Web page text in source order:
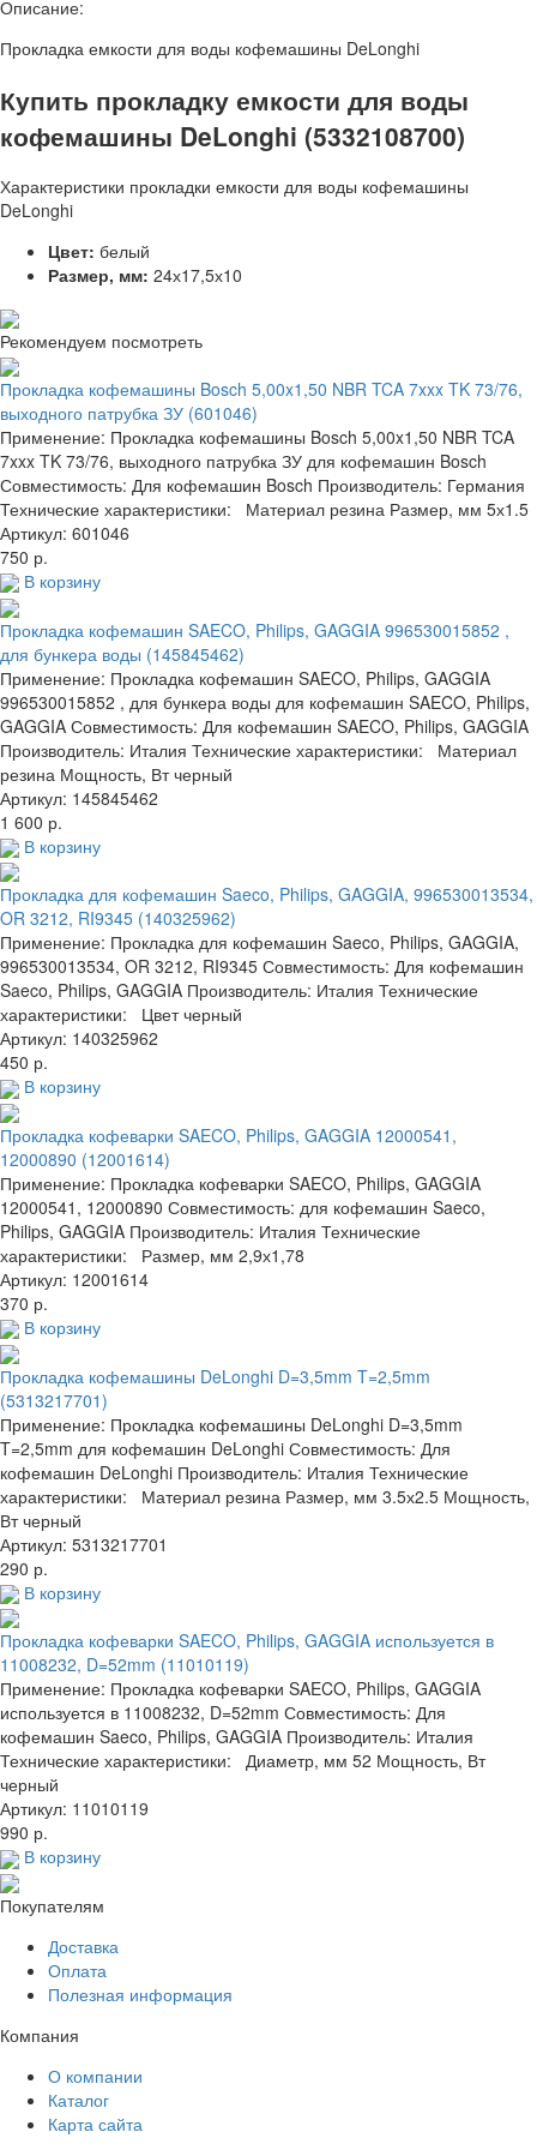
Описание:
Прокладка емкости для воды кофемашины DeLonghi
Купить прокладку емкости для воды
кофемашины DeLonghi (5332108700)
Характеристики прокладки емкости для воды кофемашины
DeLonghi
Цвет: белый
Размер, мм: 24х17,5х10
Рекомендуем посмотреть
Прокладка кофемашины Bosch 5,00x1,50 NBR TCA 7xxx TK 73/76,
выходного патрубка ЗУ (601046)
Применение: Прокладка кофемашины Bosch 5,00x1,50 NBR TCA
7xxx TK 73/76, выходного патрубка ЗУ для кофемашин Bosch
Совместимость: Для кофемашин Bosch Производитель: Германия
Технические характеристики: Материал резина Размер, мм 5х1.5
Артикул: 601046
750 р.
В корзину
Прокладка кофемашин SAECO, Philips, GAGGIA 996530015852 ,
для бункера воды (145845462)
Применение: Прокладка кофемашин SAECO, Philips, GAGGIA
996530015852 , для бункера воды для кофемашин SAECO, Philips,
GAGGIA Совместимость: Для кофемашин SAECO, Philips, GAGGIA
Производитель: Италия Технические характеристики: Материал
резина Мощность, Вт черный
Артикул: 145845462
1 600 р.
В корзину
Прокладка для кофемашин Saeco, Philips, GAGGIA, 996530013534,
OR 3212, RI9345 (140325962)
Применение: Прокладка для кофемашин Saeco, Philips, GAGGIA,
996530013534, OR 3212, RI9345 Совместимость: Для кофемашин
Saeco, Philips, GAGGIA Производитель: Италия Технические
характеристики: Цвет черный
Артикул: 140325962
450 р.
В корзину
Прокладка кофеварки SAECO, Philips, GAGGIA 12000541,
12000890 (12001614)
Применение: Прокладка кофеварки SAECO, Philips, GAGGIA
12000541, 12000890 Совместимость: для кофемашин Saeco,
Philips, GAGGIA Производитель: Италия Технические
характеристики: Размер, мм 2,9х1,78
Артикул: 12001614
370 р.
В корзину
Прокладка кофемашины DeLonghi D=3,5mm T=2,5mm
(5313217701)
Применение: Прокладка кофемашины DeLonghi D=3,5mm
T=2,5mm для кофемашин DeLonghi Совместимость: Для
кофемашин DeLonghi Производитель: Италия Технические
характеристики: Материал резина Размер, мм 3.5х2.5 Мощность,
Вт черный
Артикул: 5313217701
290 р.
В корзину
Прокладка кофеварки SAECO, Philips, GAGGIA используется в
11008232, D=52mm (11010119)
Применение: Прокладка кофеварки SAECO, Philips, GAGGIA
используется в 11008232, D=52mm Совместимость: Для
кофемашин Saeco, Philips, GAGGIA Производитель: Италия
Технические характеристики: Диаметр, мм 52 Мощность, Вт
черный
Артикул: 11010119
990 р.
В корзину
Покупателям
Доставка
Оплата
Полезная информация
Компания
О компании
Каталог
Карта сайта